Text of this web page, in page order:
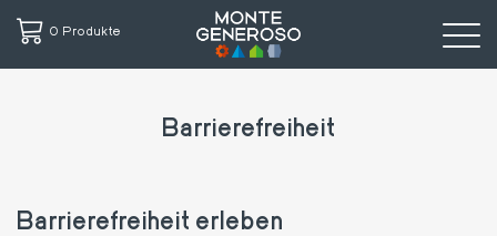
0 Produkte
Barrierefreiheit
Barrierefreiheit erleben